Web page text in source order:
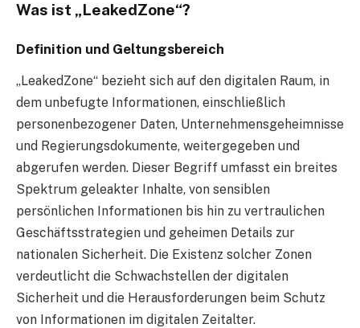
Was ist „LeakedZone“?
Definition und Geltungsbereich
„LeakedZone“ bezieht sich auf den digitalen Raum, in
dem unbefugte Informationen, einschließlich
personenbezogener Daten, Unternehmensgeheimnisse
und Regierungsdokumente, weitergegeben und
abgerufen werden. Dieser Begriff umfasst ein breites
Spektrum geleakter Inhalte, von sensiblen
persönlichen Informationen bis hin zu vertraulichen
Geschäftsstrategien und geheimen Details zur
nationalen Sicherheit. Die Existenz solcher Zonen
verdeutlicht die Schwachstellen der digitalen
Sicherheit und die Herausforderungen beim Schutz
von Informationen im digitalen Zeitalter.